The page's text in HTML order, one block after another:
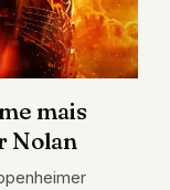
mais
Nolan